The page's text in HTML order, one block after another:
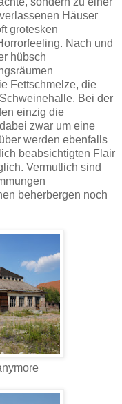
Häuser
grotesken
Nach und
hübsch
Fettschmelze, die
Bei der
einzig die
zwar um eine
werden ebenfalls
beabsichtigten Flair
Vermutlich sind
beherbergen noch